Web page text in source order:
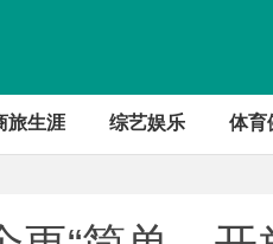
旅生涯 综艺娱乐 体育